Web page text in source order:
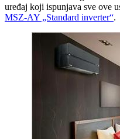
uređaj koji ispunjava sve ove
MSZ-AY „Standard inverter“.